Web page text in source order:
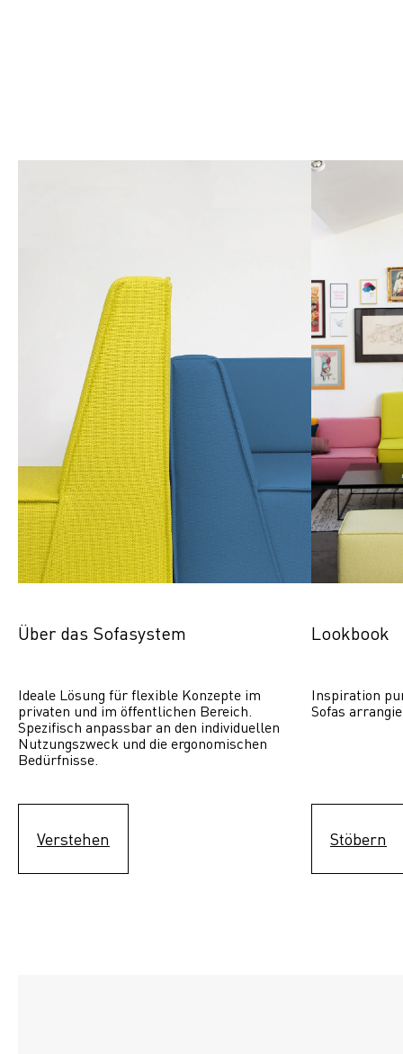
Über das Sofasystem
Ideale Lösung für flexible Konzepte im
privaten und im öffentlichen Bereich.
Spezifisch anpassbar an den individuellen
Nutzungszweck und die ergonomischen
Bedürfnisse.
Verstehen
Lookbook
Inspiration
Sofas
Stöbern